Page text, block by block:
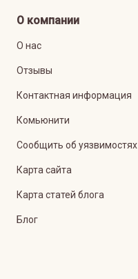
О компании
О нас
Отзывы
Контактная информация
Комьюнити
Сообщить об уязвимостях
Карта сайта
Карта статей блога
Блог